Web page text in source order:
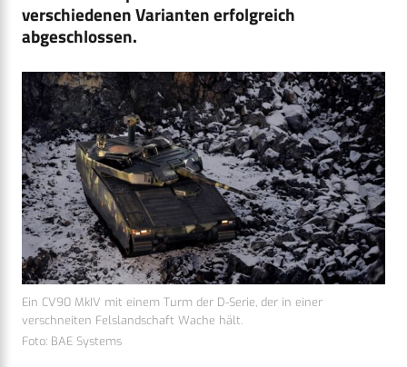
verschiedenen Varianten erfolgreich
abgeschlossen.
Ein CV90 MkIV mit einem Turm der D-Serie, der in einer
verschneiten Felslandschaft Wache hält.
Foto: BAE Systems